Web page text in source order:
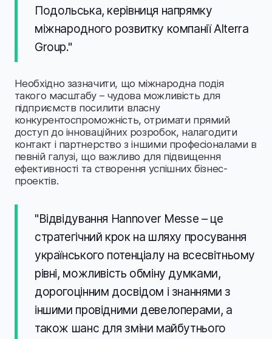
Подольська, керівниця напрямку
міжнародного розвитку компанії Alterra
Group."
Необхідно зазначити, що міжнародна подія
такого масштабу – чудова можливість для
підприємств посилити власну
конкурентоспроможність, отримати прямий
доступ до інноваційних розробок, налагодити
контакт і партнерство з іншими професіоналами в
певній галузі, що важливо для підвищення
ефективності та створення успішних бізнес-
проектів.
"Відвідування Hannover Messe – це
стратегічний крок на шляху просування
українського потенціалу на всесвітньому
рівні, можливість обміну думками,
дорогоцінним досвідом і знаннями з
іншими провідними девелоперами, а
також шанс для зміни майбутнього